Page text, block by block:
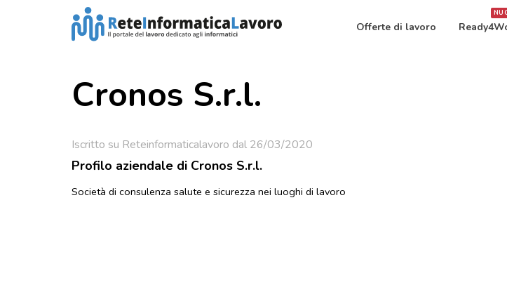
Offerte di lavoro
Cronos S.r.l.
Iscritto su Reteinformaticalavoro dal 26/03/2020
Profilo aziendale di Cronos S.r.l.
Società di consulenza salute e sicurezza nei luoghi di lavoro